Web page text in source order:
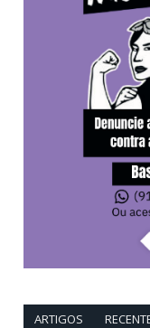
ARTIGOS